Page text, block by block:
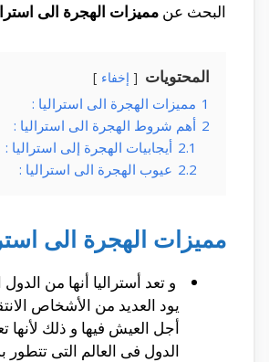
البحث عن مميزات الهجرة الى
المحتويات إخفاء
1 مميزات الهجرة الى استراليا :
2 أهم شروط الهجرة الى استراليا :
2.1 أيجابيات الهجرة إلى استراليا :
2.2 عيوب الهجرة الى استراليا :
مميزات الهجرة الى
و تعد أستراليا أنها من الدول
يود العديد من الأشخاص
أجل العيش فيها و ذلك لأنها
الدول فى العالم التى تتطور